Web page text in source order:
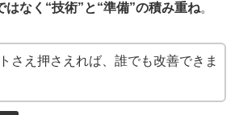
はなく“技術”と“準備”の積み重ね。
さえ押さえれば、誰でも改善できま